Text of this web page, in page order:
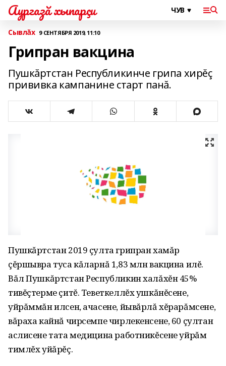
Аургазă хыпарçи
Сывлăх 9 СЕНТЯБРЯ 2019, 11:10
Грипран вакцина
Пушкăртстан Республикинче грипа хирĕç
прививка кампанине старт панă.
Пушкăртстан 2019 çулта грипран хамăр
çĕршывра туса кăларнă 1,83 млн вакцина илĕ.
Вăл Пушкăртстан Республикин халăхĕн 45%
тивĕçтерме çитĕ. Теветкеллĕх ушкăнĕсене,
уйрăммăн илсен, ачасене, йывăрлă хĕрарăмсене,
вăраха кайнă чирсемпе чирлекенсене, 60 çултан
аслисене тата медицина работникĕсене уйрăм
тимлĕх уйăрĕç.